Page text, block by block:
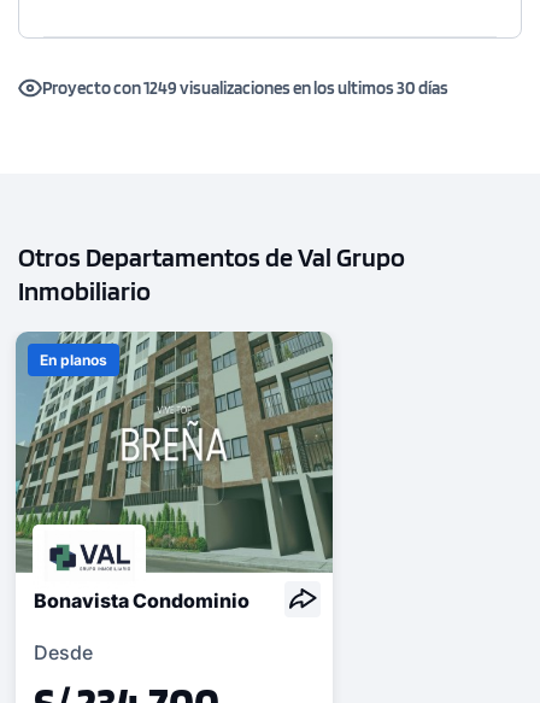
Proyecto con 1249 visualizaciones en los ultimos 30 días
Otros Departamentos de Val Grupo
Inmobiliario
En planos
Bonavista Condominio
Desde